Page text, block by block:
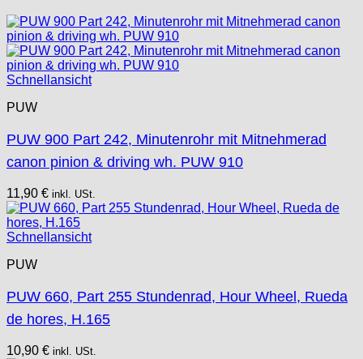
Schnellansicht
PUW
PUW 900 Part 242, Minutenrohr mit Mitnehmerad
canon pinion & driving wh. PUW 910
11,90 € inkl. USt.
Schnellansicht
PUW
PUW 660, Part 255 Stundenrad, Hour Wheel, Rueda
de hores, H.165
10,90 € inkl. USt.